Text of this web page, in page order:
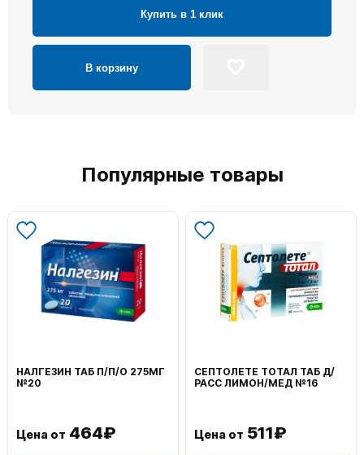
Купить в 1 клик
В корзину
Популярные товары
НАЛГЕЗИН ТАБ П/П/О 275МГ
№20
Цена от 464₽
СЕПТОЛЕТЕ ТОТАЛ ТАБ Д/
РАСС ЛИМОН/МЕД №16
Цена от 511₽